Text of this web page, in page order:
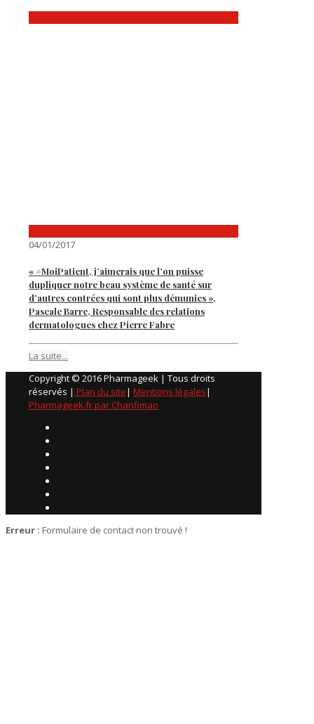
04/01/2017
« #MoiPatient, j’aimerais que l’on puisse
dupliquer notre beau système de santé sur
d’autres contrées qui sont plus démunies »,
Pascale Barre, Responsable des relations
dermatologues chez Pierre Fabre
La suite...
Copyright © 2016 Pharmageek | Tous droits
réservés | Plan du site| Mentions légales|
Pharmageek.fr par Chanfimao
Erreur : Formulaire de contact non trouvé !